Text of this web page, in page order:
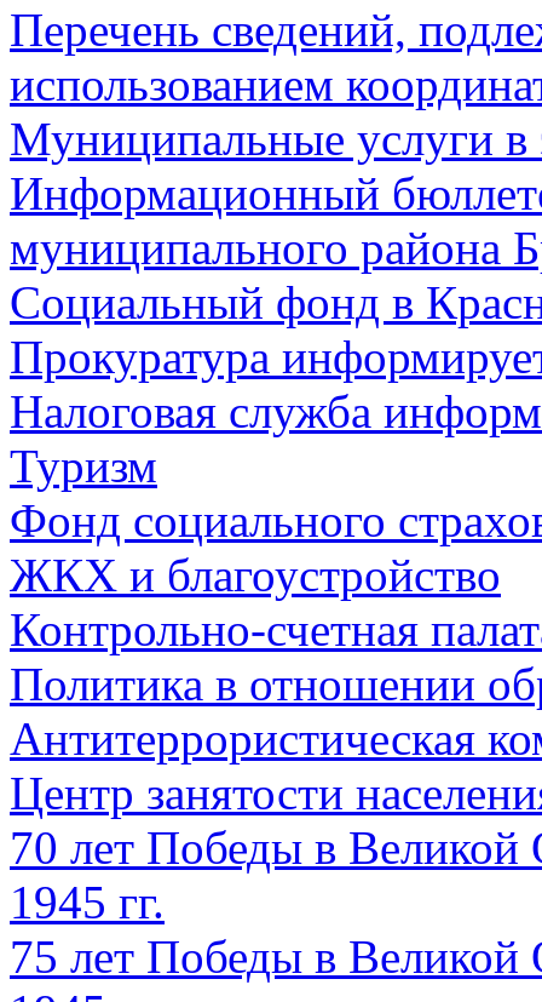
Перечень сведений,
использованием
Муниципальные услуги в
Информационный
муниципального района
Социальный фонд в
Прокуратура
Налоговая служба
Туризм
Фонд социального
ЖКХ и благоустройство
Контрольно-счетная
Политика в отношении
Антитеррористическая
Центр занятости
70 лет Победы в Великой
1945 гг.
75 лет Победы в Великой